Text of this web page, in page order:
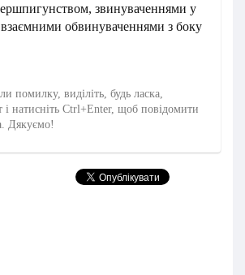
звинуваченнями у
обвинуваченнями з боку
помилку, виділіть, будь ласка,
і натисніть Ctrl+Enter, щоб повідомити
Дякуємо!